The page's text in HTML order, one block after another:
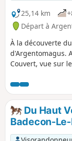
25,14 km
Départ à
À la découverte
d'Argentomagus.
Couvert, vue sur
verte...
Du Haut
Badecon-